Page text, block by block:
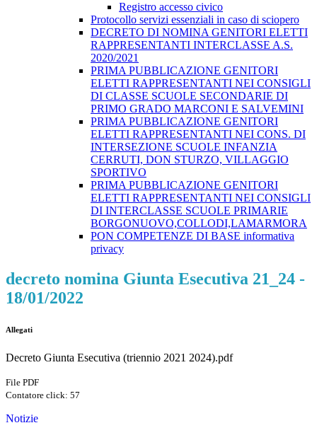
Registro accesso civico
Protocollo servizi essenziali in caso di sciopero
DECRETO DI NOMINA GENITORI ELETTI
RAPPRESENTANTI INTERCLASSE A.S.
2020/2021
PRIMA PUBBLICAZIONE GENITORI
ELETTI RAPPRESENTANTI NEI CONSIGLI
DI CLASSE SCUOLE SECONDARIE DI
PRIMO GRADO MARCONI E SALVEMINI
PRIMA PUBBLICAZIONE GENITORI
ELETTI RAPPRESENTANTI NEI CONS. DI
INTERSEZIONE SCUOLE INFANZIA
CERRUTI, DON STURZO, VILLAGGIO
SPORTIVO
PRIMA PUBBLICAZIONE GENITORI
ELETTI RAPPRESENTANTI NEI CONSIGLI
DI INTERCLASSE SCUOLE PRIMARIE
BORGONUOVO,COLLODI,LAMARMORA
PON COMPETENZE DI BASE informativa
privacy
decreto nomina Giunta Esecutiva 21_24 -
18/01/2022
Allegati
Decreto Giunta Esecutiva (triennio 2021 2024).pdf
File PDF
Contatore click: 57
Notizie